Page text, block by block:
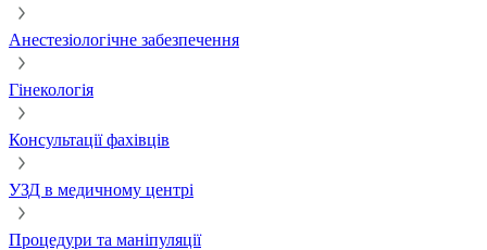
Анестезіологічне забезпечення
Гінекологія
Консультації фахівців
УЗД в медичному центрі
Процедури та маніпуляції